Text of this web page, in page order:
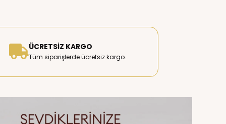
ÜCRETSIZ KARGO
Tüm siparişlerde ücretsiz kargo.